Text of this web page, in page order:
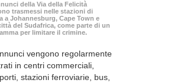
della Via della Felicità
trasmessi nelle stazioni di
a Johannesburg, Cape Town e
del Sudafrica, come parte di un
per limitare il crimine.
vengono regolarmente
in centri commerciali,
stazioni ferroviarie, bus,